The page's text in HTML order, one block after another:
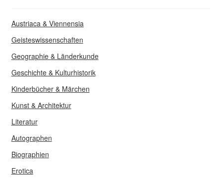
Austriaca & Viennensia
Geisteswissenschaften
Geographie & Länderkunde
Geschichte & Kulturhistorik
Kinderbücher & Märchen
Kunst & Architektur
Literatur
Autographen
Biographien
Erotica